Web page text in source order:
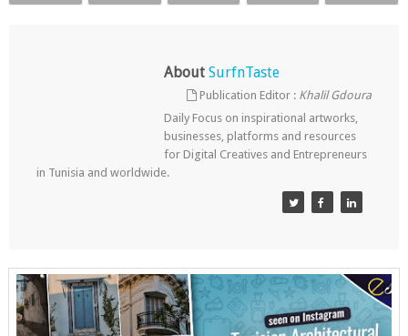
About SurfnTaste
Publication Editor : Khalil Gdoura
Daily Focus on inspirational artworks,
businesses, platforms and resources
for Digital Creatives and Entrepreneurs
in Tunisia and worldwide.